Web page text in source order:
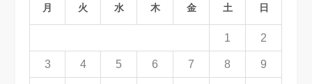
月 火 水 木 金 土 日
1 2
3 4 5 6 7 8 9